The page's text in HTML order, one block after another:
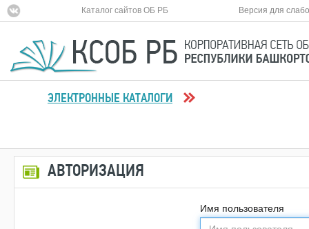
Каталог сайтов ОБ РБ Версия для
ЭЛЕКТРОННЫЕ КАТАЛОГИ
АВТОРИЗАЦИЯ
Имя пользователя